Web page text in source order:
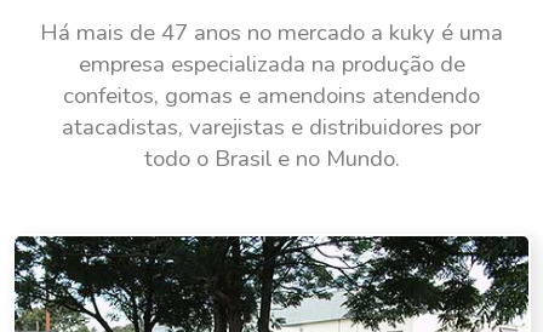
Há mais de 47 anos no mercado a kuky é uma
empresa especializada na produção de
confeitos, gomas e amendoins atendendo
atacadistas, varejistas e distribuidores por
todo o Brasil e no Mundo.